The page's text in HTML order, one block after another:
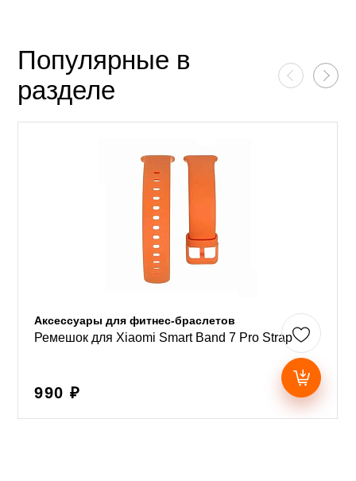
Популярные в
разделе
Аксессуары для фитнес-браслетов
Ремешок для Xiaomi Smart Band 7 Pro Strap
990 ₽